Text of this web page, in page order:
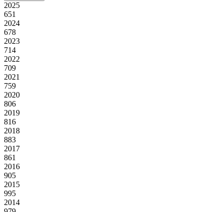
2025
651
2024
678
2023
714
2022
709
2021
759
2020
806
2019
816
2018
883
2017
861
2016
905
2015
995
2014